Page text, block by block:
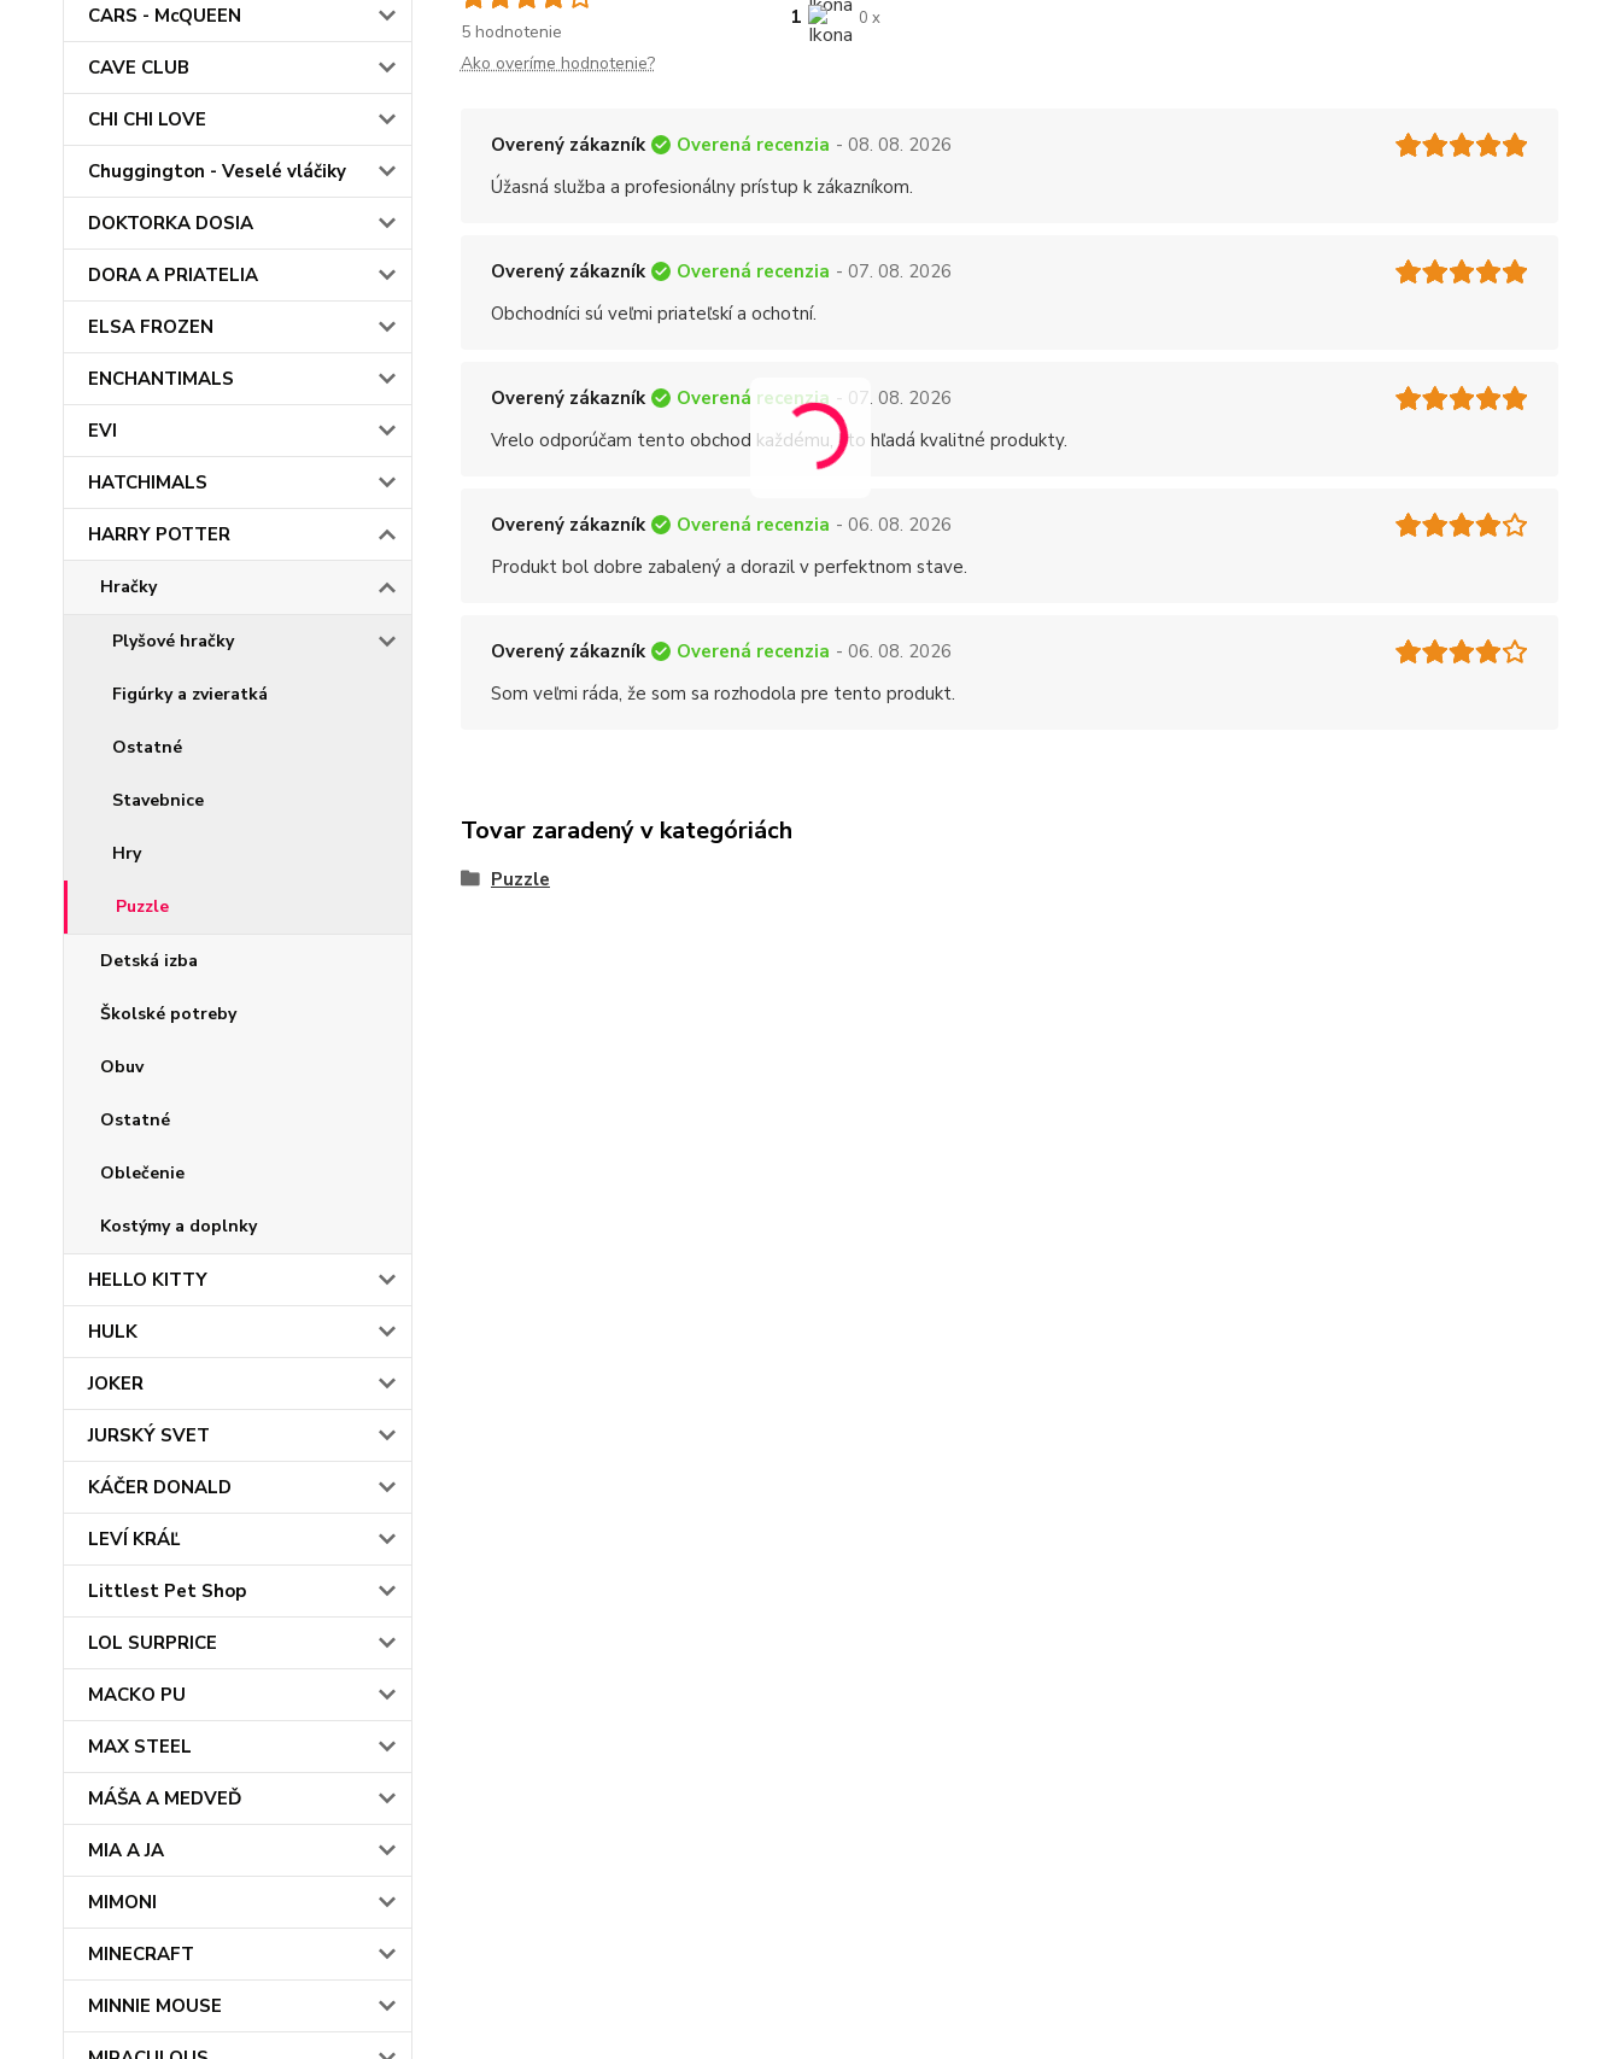
CARS - McQUEEN
CAVE CLUB
CHI CHI LOVE
Chuggington - Veselé vláčiky
DOKTORKA DOSIA
DORA A PRIATELIA
ELSA FROZEN
ENCHANTIMALS
EVI
HATCHIMALS
HARRY POTTER
Hračky
Plyšové hračky
Figúrky a zvieratká
Ostatné
Stavebnice
Hry
Puzzle
Detská izba
Školské potreby
Obuv
Ostatné
Oblečenie
Kostýmy a doplnky
HELLO KITTY
HULK
JOKER
JURSKÝ SVET
KÁČER DONALD
LEVÍ KRÁĽ
Littlest Pet Shop
LOL SURPRICE
MACKO PU
MAX STEEL
MÁŠA A MEDVEĎ
MIA A JA
MIMONI
MINECRAFT
MINNIE MOUSE
5 hodnotenie
1 0 x
Ako overíme hodnotenie?
Overený zákazník Overená recenzia - 08. 08. 2026
Úžasná služba a profesionálny prístup k zákazníkom.
Overený zákazník Overená recenzia - 07. 08. 2026
Obchodníci sú veľmi priateľskí a ochotní.
Overený zákazník Overená recenzia - 07. 08. 2026
Vrelo odporúčam tento obchod každému, kto hľadá kvalitné produkty.
Overený zákazník Overená recenzia - 06. 08. 2026
Produkt bol dobre zabalený a dorazil v perfektnom stave.
Overený zákazník Overená recenzia - 06. 08. 2026
Som veľmi ráda, že som sa rozhodola pre tento produkt.
Tovar zaradený v kategóriách
Puzzle